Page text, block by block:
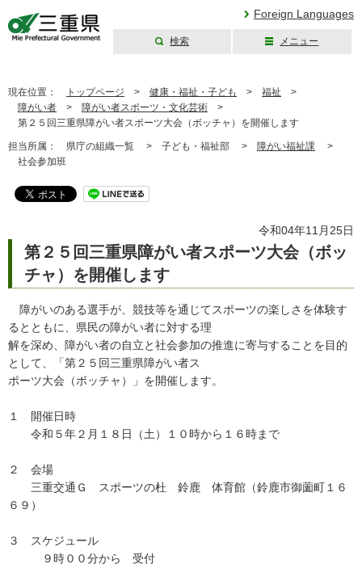
Foreign Languages
検索 メニュー
現在位置： トップページ > 健康・福祉・子ども > 福祉 >
障がい者 > 障がい者スポーツ・文化芸術 >
第２５回三重県障がい者スポーツ大会（ボッチャ）を開催します
担当所属： 県庁の組織一覧 > 子ども・福祉部 > 障がい福祉課 >
社会参加班
令和04年11月25日
第２５回三重県障がい者スポーツ大会（ボッ
チャ）を開催します
障がいのある選手が、競技等を通じてスポーツの楽しさを体験す
るとともに、県民の障がい者に対する理
解を深め、障がい者の自立と社会参加の推進に寄与することを目的
として、「第２５回三重県障がい者ス
ポーツ大会（ボッチャ）」を開催します。
１ 開催日時
令和５年２月１８日（土）１０時から１６時まで
２ 会場
三重交通Ｇ スポーツの杜 鈴鹿 体育館（鈴鹿市御薗町１６
６９）
３ スケジュール
９時００分から 受付